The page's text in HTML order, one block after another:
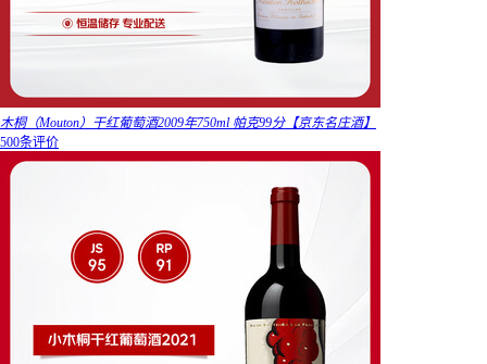
木桐（Mouton）干红葡萄酒2009年750ml 帕克99分【京东名庄酒】
500条评价